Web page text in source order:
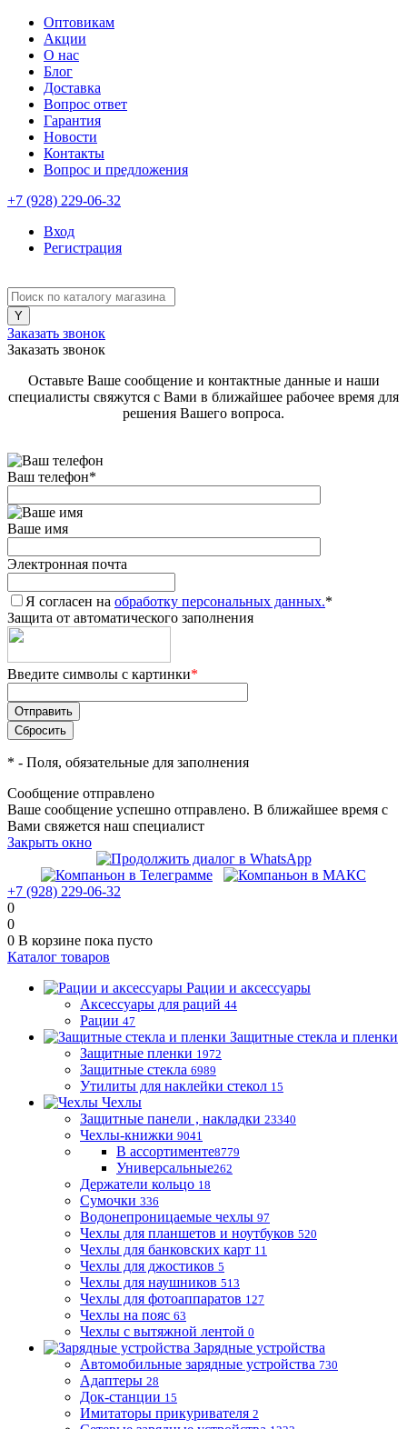
Оптовикам
Акции
О нас
Блог
Доставка
Вопрос ответ
Гарантия
Новости
Контакты
Вопрос и предложения
+7 (928) 229-06-32
Вход
Регистрация
Заказать звонок
Заказать звонок
Оставьте Ваше сообщение и контактные данные и наши
специалисты свяжутся с Вами в ближайшее рабочее время для
решения Вашего вопроса.
Ваш телефон*
Ваше имя
Электронная почта
Я согласен на обработку персональных данных.*
Защита от автоматического заполнения
Введите символы с картинки*
* - Поля, обязательные для заполнения
Сообщение отправлено
Ваше сообщение успешно отправлено. В ближайшее время с
Вами свяжется наш специалист
Закрыть окно
+7 (928) 229-06-32
0
0
0 В корзине пока пусто
Каталог товаров
Рации и аксессуары
Аксессуары для раций 44
Рации 47
Защитные стекла и пленки
Защитные пленки 1972
Защитные стекла 6989
Утилиты для наклейки стекол 15
Чехлы
Защитные панели , накладки 23340
Чехлы-книжки 9041
В ассортименте8779
Универсальные262
Держатели кольцо 18
Сумочки 336
Водонепроницаемые чехлы 97
Чехлы для планшетов и ноутбуков 520
Чехлы для банковских карт 11
Чехлы для джостиков 5
Чехлы для наушников 513
Чехлы для фотоаппаратов 127
Чехлы на пояс 63
Чехлы с вытяжной лентой 0
Зарядные устройства
Автомобильные зарядные устройства 730
Адаптеры 28
Док-станции 15
Имитаторы прикуривателя 2